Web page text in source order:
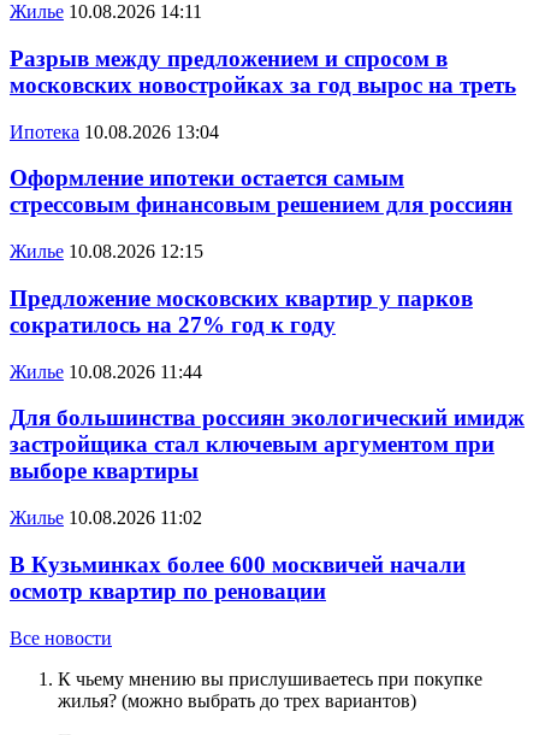
Жилье 10.08.2026 14:11
Разрыв между предложением и спросом в
московских новостройках за год вырос на треть
Ипотека 10.08.2026 13:04
Оформление ипотеки остается самым
стрессовым финансовым решением для россиян
Жилье 10.08.2026 12:15
Предложение московских квартир у парков
сократилось на 27% год к году
Жилье 10.08.2026 11:44
Для большинства россиян экологический имидж
застройщика стал ключевым аргументом при
выборе квартиры
Жилье 10.08.2026 11:02
В Кузьминках более 600 москвичей начали
осмотр квартир по реновации
Все новости
К чьему мнению вы прислушиваетесь при покупке
жилья? (можно выбрать до трех вариантов)